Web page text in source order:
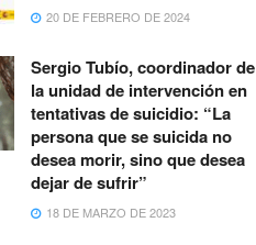
20 DE FEBRERO DE 2024
Sergio Tubío, coordinador de
la unidad de intervención en
tentativas de suicidio: “La
persona que se suicida no
desea morir, sino que desea
dejar de sufrir”
18 DE MARZO DE 2023